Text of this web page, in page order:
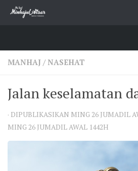
Skip to content
MANHAJ / NASEHAT
Jalan keselamatan
· DIPUBLIKASIKAN MING 26 JUMADIL
MING 26 JUMADIL AWAL 1442H